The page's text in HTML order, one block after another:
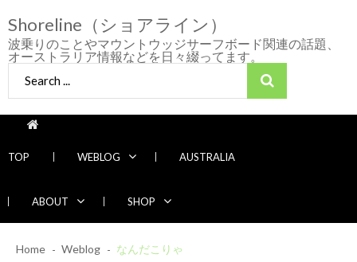
to
navigation
to
content
Shoreline（ショアライン）
波乗りのことやマウントウッジサーフボード関連の話題、
オーストラリア情報などを日々綴ってます。
for:
TOP WEBLOG AUSTRALIA
ABOUT SHOP
多め
Home Weblog なんだこりゃ